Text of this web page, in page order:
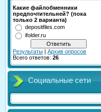
Какие файлобменники
предпочтительней? (пока
только 2 варианта)
depositfiles.com
ifolder.ru
Результаты | Архив опросов
Всего ответов: 26
Социальные сети